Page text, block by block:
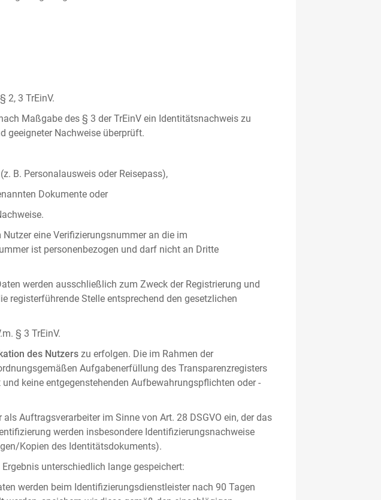
2, 3 TrEinV.
Maßgabe des § 3 der TrEinV ein Identitätsnachweis zu
geeigneter Nachweise überprüft.
B. Personalausweis oder Reisepass),
Dokumente oder
eine Verifizierungsnummer an die im
ist personenbezogen und darf nicht an Dritte
werden ausschließlich zum Zweck der Registrierung und
registerführende Stelle entsprechend den gesetzlichen
§ 3 TrEinV.
des Nutzers zu erfolgen. Die im Rahmen der
Aufgabenerfüllung des Transparenzregisters
keine entgegenstehenden Aufbewahrungspflichten oder -
Auftragsverarbeiter im Sinne von Art. 28 DSGVO ein, der das
werden insbesondere Identifizierungsnachweise
Kopien des Identitätsdokuments).
unterschiedlich lange gespeichert:
werden beim Identifizierungsdienstleister nach 90 Tagen